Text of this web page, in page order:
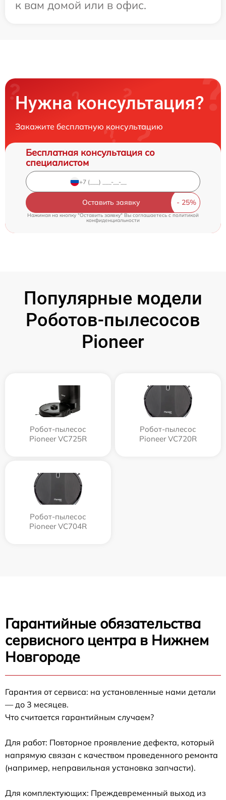
к вам домой или в офис.
Нужна консультация?
Закажите бесплатную консультацию
Бесплатная консультация со
специалистом
Оставить заявку
Нажимая на кнопку "Оставить заявку" Вы соглашаетесь c политикой
конфиденциальности
Популярные модели
Роботов-пылесосов
Pioneer
Робот-пылесос
Pioneer VC725R
Робот-пылесос
Pioneer VC720R
Робот-пылесос
Pioneer VC704R
Гарантийные обязательства
сервисного центра в Нижнем
Новгороде
Гарантия от сервиса: на установленные нами детали
— до 3 месяцев.
Что считается гарантийным случаем?
Для работ: Повторное проявление дефекта, который
напрямую связан с качеством проведенного ремонта
(например, неправильная установка запчасти).
Для комплектующих: Преждевременный выход из